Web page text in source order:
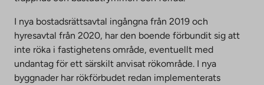
I nya bostadsrättsavtal ingångna från 2019 och
hyresavtal från 2020, har den boende förbundit sig att
inte röka i fastighetens område, eventuellt med
undantag för ett särskilt anvisat rökområde. I nya
byggnader har rökförbudet redan implementerats